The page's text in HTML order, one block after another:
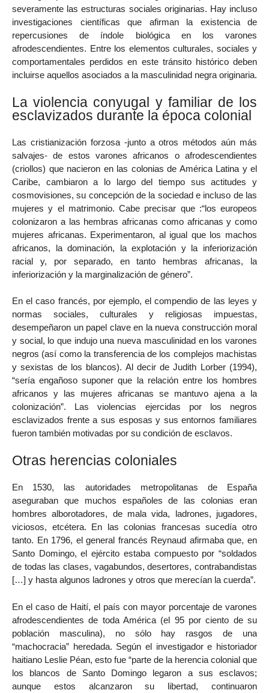
severamente las estructuras sociales originarias. Hay incluso
investigaciones científicas que afirman la existencia de
repercusiones de índole biológica en los varones
afrodescendientes. Entre los elementos culturales, sociales y
comportamentales perdidos en este tránsito histórico deben
incluirse aquellos asociados a la masculinidad negra originaria.
La violencia conyugal y familiar de los
esclavizados durante la época colonial
Las cristianización forzosa -junto a otros métodos aún más
salvajes- de estos varones africanos o afrodescendientes
(criollos) que nacieron en las colonias de América Latina y el
Caribe, cambiaron a lo largo del tiempo sus actitudes y
cosmovisiones, su concepción de la sociedad e incluso de las
mujeres y el matrimonio. Cabe precisar que :“los europeos
colonizaron a las hembras africanas como africanas y como
mujeres africanas. Experimentaron, al igual que los machos
africanos, la dominación, la explotación y la inferiorización
racial y, por separado, en tanto hembras africanas, la
inferiorización y la marginalización de género”.
En el caso francés, por ejemplo, el compendio de las leyes y
normas sociales, culturales y religiosas impuestas,
desempeñaron un papel clave en la nueva construcción moral
y social, lo que indujo una nueva masculinidad en los varones
negros (así como la transferencia de los complejos machistas
y sexistas de los blancos). Al decir de Judith Lorber (1994),
“sería engañoso suponer que la relación entre los hombres
africanos y las mujeres africanas se mantuvo ajena a la
colonización”. Las violencias ejercidas por los negros
esclavizados frente a sus esposas y sus entornos familiares
fueron también motivadas por su condición de esclavos.
Otras herencias coloniales
En 1530, las autoridades metropolitanas de España
aseguraban que muchos españoles de las colonias eran
hombres alborotadores, de mala vida, ladrones, jugadores,
viciosos, etcétera. En las colonias francesas sucedía otro
tanto. En 1796, el general francés Reynaud afirmaba que, en
Santo Domingo, el ejército estaba compuesto por “soldados
de todas las clases, vagabundos, desertores, contrabandistas
[…] y hasta algunos ladrones y otros que merecían la cuerda”.
En el caso de Haití, el país con mayor porcentaje de varones
afrodescendientes de toda América (el 95 por ciento de su
población masculina), no sólo hay rasgos de una
“machocracia” heredada. Según el investigador e historiador
haitiano Leslie Péan, esto fue “parte de la herencia colonial que
los blancos de Santo Domingo legaron a sus esclavos;
aunque estos alcanzaron su libertad, continuaron